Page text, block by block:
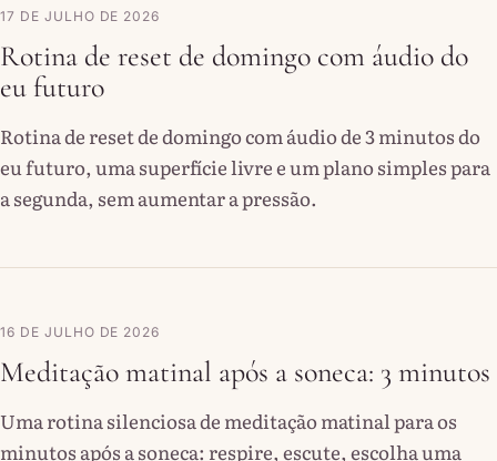
17 DE JULHO DE 2026
Rotina de reset de domingo com áudio do
eu futuro
Rotina de reset de domingo com áudio de 3 minutos do
eu futuro, uma superfície livre e um plano simples para
a segunda, sem aumentar a pressão.
16 DE JULHO DE 2026
Meditação matinal após a soneca: 3 minutos
Uma rotina silenciosa de meditação matinal para os
minutos após a soneca: respire, escute, escolha uma